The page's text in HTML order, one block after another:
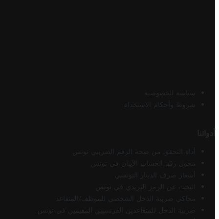
سياسة الخصوصية
شروط وأحكام الاستخدام
أدواتنا
أداة التحقق من صحة الرقم الضريبي تونس
محول رقم الحساب الآيبان في تونس
أسعار صرف الدينار التونسي
البحث عن الرمز البريدي في تونس
محاكي ضريبة الدخل الشخصي للموظف/المتقاعد
ضريبة الدخل للمتقاعدين الفرنسيين المقيمين في تونس